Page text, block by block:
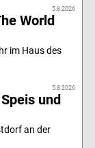
5.8.2026
World
im Haus des
5.8.2026
und
an der